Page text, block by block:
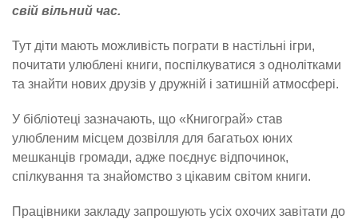
свій вільний час.
Тут діти мають можливість пограти в настільні ігри,
почитати улюблені книги, поспілкуватися з однолітками
та знайти нових друзів у дружній і затишній атмосфері.
У бібліотеці зазначають, що «Книгограй» став
улюбленим місцем дозвілля для багатьох юних
мешканців громади, адже поєднує відпочинок,
спілкування та знайомство з цікавим світом книги.
Працівники закладу запрошують усіх охочих завітати до